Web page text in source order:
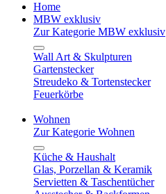
Home
MBW exklusiv
Zur Kategorie MBW exklusiv
Wall Art & Skulpturen
Gartenstecker
Streudeko & Tortenstecker
Feuerkörbe
Wohnen
Zur Kategorie Wohnen
Küche & Haushalt
Glas, Porzellan & Keramik
Servietten & Taschentücher